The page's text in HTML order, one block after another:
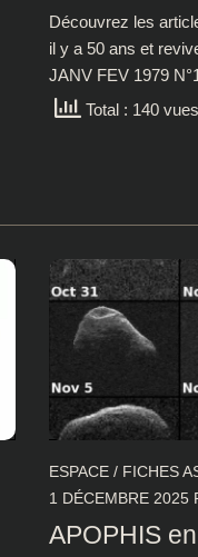
Découvrez les
il y a 50 ans et
JANV FEV 1979
Total : 140 vues
ESPACE / FICHES
1 DÉCEMBRE 2025
APOPHIS